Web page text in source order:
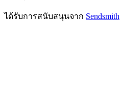
ได้รับการสนับสนุนจาก Sendsmith